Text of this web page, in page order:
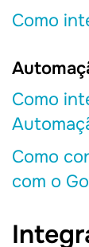
Como
Como
Como
com o